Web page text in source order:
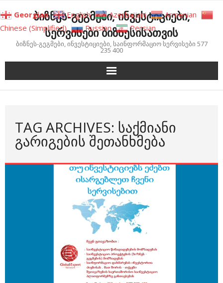
to
content
ბიზნეს-გეგმები, ინვესტიციები,
სერვისები ბიზნესისათვის
ბიზნეს-გეგმები, ინვესტიციები, საინფორმაციო სერვისები 577
235 400
TAG ARCHIVES: ᲡᲐᲥᲛᲘᲐᲜᲘ
ᲒᲐᲠᲘᲒᲔᲑᲘᲡ ᲨᲔᲗᲐᲜᲮᲛᲔᲑᲐ
Georgian English Azerbaijani
Armenian
Chinese (Simplified)
Russian Persian